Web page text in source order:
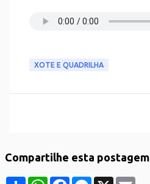
XOTE E QUADRILHA
Compartilhe esta postagem
S W F M X